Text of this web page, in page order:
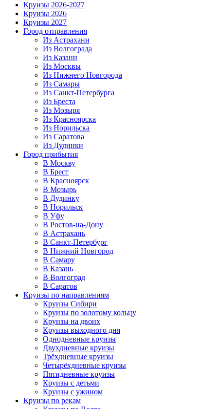
Круизы 2026-2027
Круизы 2026
Круизы 2027
Город отправления
Из Астрахани
Из Волгограда
Из Казани
Из Москвы
Из Нижнего Новгорода
Из Самары
Из Санкт-Петербурга
Из Бреста
Из Мозыря
Из Красноярска
Из Норильска
Из Саратова
Из Дудинки
Город прибытия
В Москву
В Брест
В Красноярск
В Мозырь
В Дудинку
В Норильск
В Уфу
В Ростов-на-Дону
В Астрахань
В Санкт-Петербург
В Нижний Новгород
В Самару
В Казань
В Волгоград
В Саратов
Круизы по направлениям
Круизы Сибири
Круизы по золотому кольцу
Круизы на двоих
Круизы выходного дня
Однодневные круизы
Двухдневные круизы
Трёхдневные круизы
Четырёхдневные круизы
Пятидневные круизы
Круизы с детьми
Круизы с ужином
Круизы по рекам